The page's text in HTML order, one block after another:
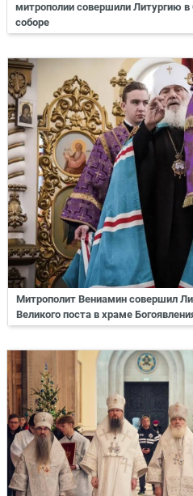
митрополии совершили Литургию
соборе
Митрополит Вениамин совершил
Великого поста в храме